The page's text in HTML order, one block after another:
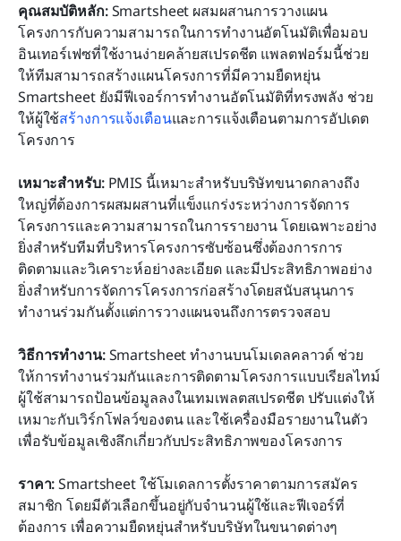
คุณสมบัติหลัก: Smartsheet ผสมผสานการวางแผน
โครงการกับความสามารถในการทำงานอัตโนมัติเพื่อมอบ
อินเทอร์เฟซที่ใช้งานง่ายคล้ายสเปรดชีต แพลตฟอร์มนี้ช่วย
ให้ทีมสามารถสร้างแผนโครงการที่มีความยืดหยุ่น
Smartsheet ยังมีฟีเจอร์การทำงานอัตโนมัติที่ทรงพลัง ช่วย
ให้ผู้ใช้สร้างการแจ้งเตือนและการแจ้งเตือนตามการอัปเดต
โครงการ
เหมาะสำหรับ: PMIS นี้เหมาะสำหรับบริษัทขนาดกลางถึง
ใหญ่ที่ต้องการผสมผสานที่แข็งแกร่งระหว่างการจัดการ
โครงการและความสามารถในการรายงาน โดยเฉพาะอย่าง
ยิ่งสำหรับทีมที่บริหารโครงการซับซ้อนซึ่งต้องการการ
ติดตามและวิเคราะห์อย่างละเอียด และมีประสิทธิภาพอย่าง
ยิ่งสำหรับการจัดการโครงการก่อสร้างโดยสนับสนุนการ
ทำงานร่วมกันตั้งแต่การวางแผนจนถึงการตรวจสอบ
วิธีการทำงาน: Smartsheet ทำงานบนโมเดลคลาวด์ ช่วย
ให้การทำงานร่วมกันและการติดตามโครงการแบบเรียลไทม์
ผู้ใช้สามารถป้อนข้อมูลลงในเทมเพลตสเปรดชีต ปรับแต่งให้
เหมาะกับเวิร์กโฟลว์ของตน และใช้เครื่องมือรายงานในตัว
เพื่อรับข้อมูลเชิงลึกเกี่ยวกับประสิทธิภาพของโครงการ
ราคา: Smartsheet ใช้โมเดลการตั้งราคาตามการสมัคร
สมาชิก โดยมีตัวเลือกขึ้นอยู่กับจำนวนผู้ใช้และฟีเจอร์ที่
ต้องการ เพื่อความยืดหยุ่นสำหรับบริษัทในขนาดต่างๆ